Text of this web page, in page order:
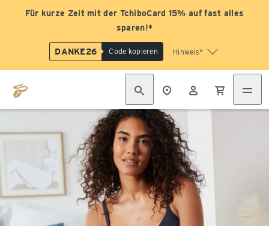
Für kurze Zeit mit der TchiboCard 15% auf fast alles
sparen!*
DANKE26 Code kopieren Hinweis*